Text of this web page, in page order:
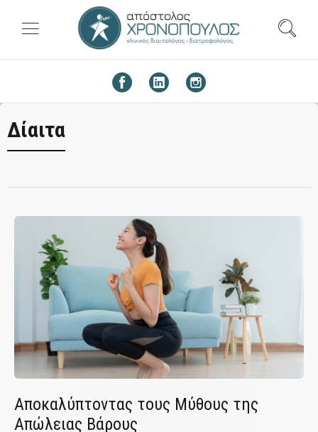
Δίαιτα
Αποκαλύπτοντας τους Μύθους της
Απώλειας Βάρους